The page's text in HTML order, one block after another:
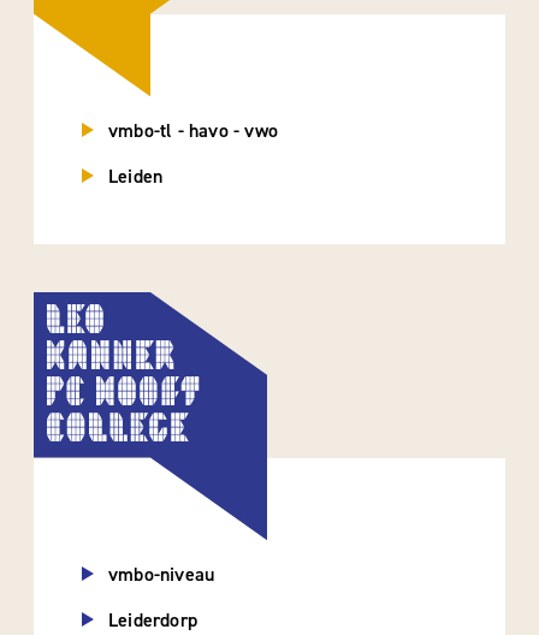
vmbo-tl - havo - vwo
Leiden
vmbo-niveau
Leiderdorp